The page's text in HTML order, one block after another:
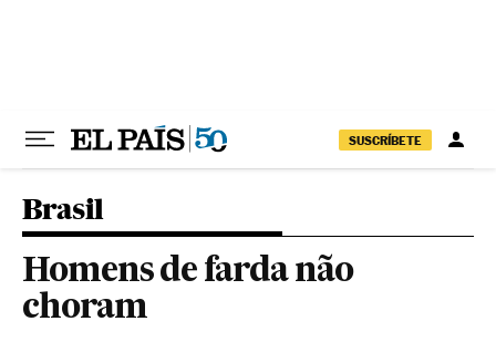
SUSCRÍBETE
Brasil
Homens de farda não
choram